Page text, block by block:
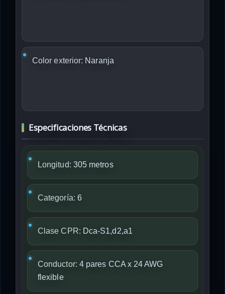
Color exterior: Naranja
Especificaciones Técnicas
Longitud: 305 metros
Categoría: 6
Clase CPR: Dca-S1,d2,a1
Conductor: 4 pares CCA x 24 AWG
flexible